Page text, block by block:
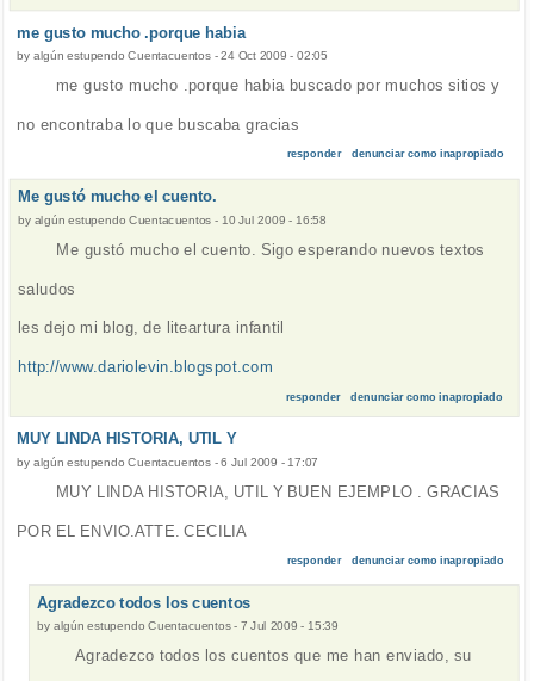
me gusto mucho .porque habia
by algún estupendo Cuentacuentos-24 Oct 2009 - 02:05
me gusto mucho .porque habia buscado por muchos sitios y
no encontraba lo que buscaba gracias
responder denunciar como inapropiado
Me gustó mucho el cuento.
by algún estupendo Cuentacuentos - 10 Jul 2009 - 16:58
Me gustó mucho el cuento. Sigo esperando nuevos textos
saludos
les dejo mi blog, de liteartura infantil
http://www.dariolevin.blogspot.com
responder denunciar como inapropiado
MUY LINDA HISTORIA, UTIL Y
by algún estupendo Cuentacuentos-6 Jul 2009 - 17:07
MUY LINDA HISTORIA, UTIL Y BUEN EJEMPLO . GRACIAS
POR EL ENVIO.ATTE. CECILIA
responder denunciar como inapropiado
Agradezco todos los cuentos
by algún estupendo Cuentacuentos-7 Jul 2009 - 15:39
Agradezco todos los cuentos que me han enviado, su